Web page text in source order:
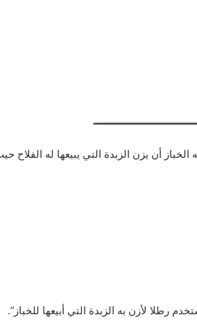
أن يزن الزبدة التي يبيعها له الفلاح
رطلا لأزن به الزبدة التي أبيعها للخباز”.